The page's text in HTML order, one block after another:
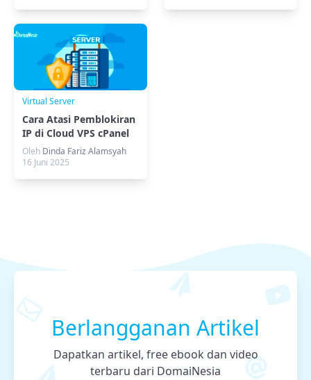
Virtual Server
Cara Atasi Pemblokiran
IP di Cloud VPS cPanel
Dengan SSH
Oleh Dinda Fariz Alamsyah
16 Juni 2025
Berlangganan Artikel
Dapatkan artikel, free ebook dan video
terbaru dari DomaiNesia